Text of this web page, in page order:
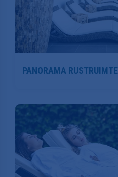
PANORAMA RUSTRUIMTE